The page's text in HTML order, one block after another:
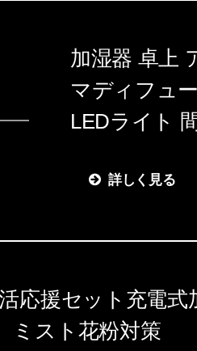
加湿器 卓上
マディフュ
LEDライト
詳しく見る
活応援セット充電
スト花粉対策